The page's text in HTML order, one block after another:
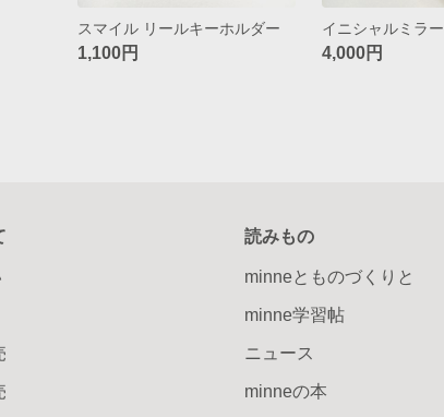
スマイル リールキーホルダー
1,100円
イニシャルミラー
4,000円
読みもの
minneとものづくりと
minne学習帖
ニュース
minneの本